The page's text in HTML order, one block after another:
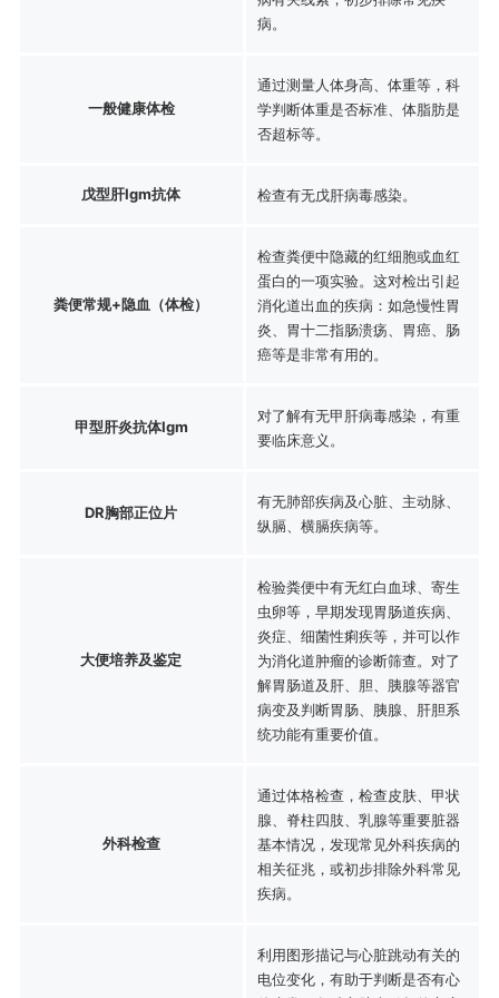
病。
一般健康体检
通过测量人体身高、体重等，科
学判断体重是否标准、体脂肪是
否超标等。
戊型肝Igm抗体 检查有无戊肝病毒感染。
粪便常规+隐血（体检）
检查粪便中隐藏的红细胞或血红
蛋白的一项实验。这对检出引起
消化道出血的疾病：如急慢性胃
炎、胃十二指肠溃疡、胃癌、肠
癌等是非常有用的。
甲型肝炎抗体Igm
对了解有无甲肝病毒感染，有重
要临床意义。
DR胸部正位片
有无肺部疾病及心脏、主动脉、
纵膈、横膈疾病等。
大便培养及鉴定
检验粪便中有无红白血球、寄生
虫卵等，早期发现胃肠道疾病、
炎症、细菌性痢疾等，并可以作
为消化道肿瘤的诊断筛查。对了
解胃肠道及肝、胆、胰腺等器官
病变及判断胃肠、胰腺、肝胆系
统功能有重要价值。
外科检查
通过体格检查，检查皮肤、甲状
腺、脊柱四肢、乳腺等重要脏器
基本情况，发现常见外科疾病的
相关征兆，或初步排除外科常见
疾病。
利用图形描记与心脏跳动有关的
电位变化，有助于判断是否有心